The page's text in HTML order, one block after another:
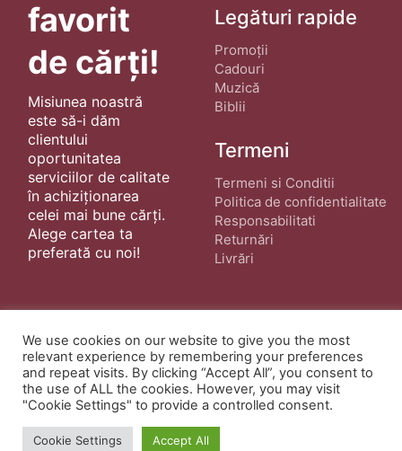
favorit
de cărți!
Misiunea noastră
este să-i dăm
clientului
oportunitatea
serviciilor de calitate
în achiziționarea
celei mai bune cărți.
Alege cartea ta
preferată cu noi!
Legături rapide
Promoții
Cadouri
Muzică
Biblii
Termeni
Termeni si Conditii
Politica de confidentialitate
Responsabilitati
Returnări
Livrări
© Copyright 2022 ·Cărți Creștine| Creat de
wphostee.uk · Toate Drepturile Rezervate
We use cookies on our website to give you the most
relevant experience by remembering your preferences
and repeat visits. By clicking “Accept All”, you consent to
the use of ALL the cookies. However, you may visit
"Cookie Settings" to provide a controlled consent.
Cookie Settings Accept All